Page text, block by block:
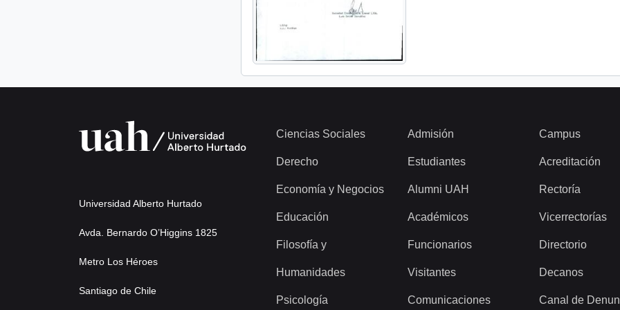
Universidad Alberto Hurtado
Avda. Bernardo O’Higgins 1825
Metro Los Héroes
Santiago de Chile
Ciencias Sociales
Derecho
Economía y Negocios
Educación
Filosofía y
Humanidades
Psicología
Admisión
Estudiantes
Alumni UAH
Académicos
Funcionarios
Visitantes
Comunicaciones
Campus
Acreditación
Rectoría
Vicerrectorías
Directorio
Decanos
Canal de